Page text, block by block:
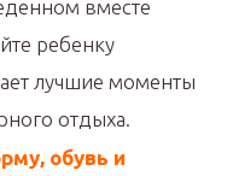
вместе
ребенку
лучшие моменты
отдыха.
обувь и